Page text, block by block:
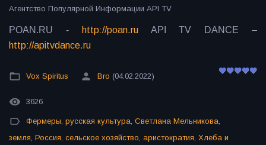
Агентство Популярной Информации API TV
POAN.RU - http://poan.ruAPI TV DANCE –
http://apitvdance.ru
Vox Spiritus Bro (04.02.2022)
3626
Фермеры, русская культура, Светлана Мельникова,
земля, Россия, сельское хозяйство, аристократия, Хлеба и